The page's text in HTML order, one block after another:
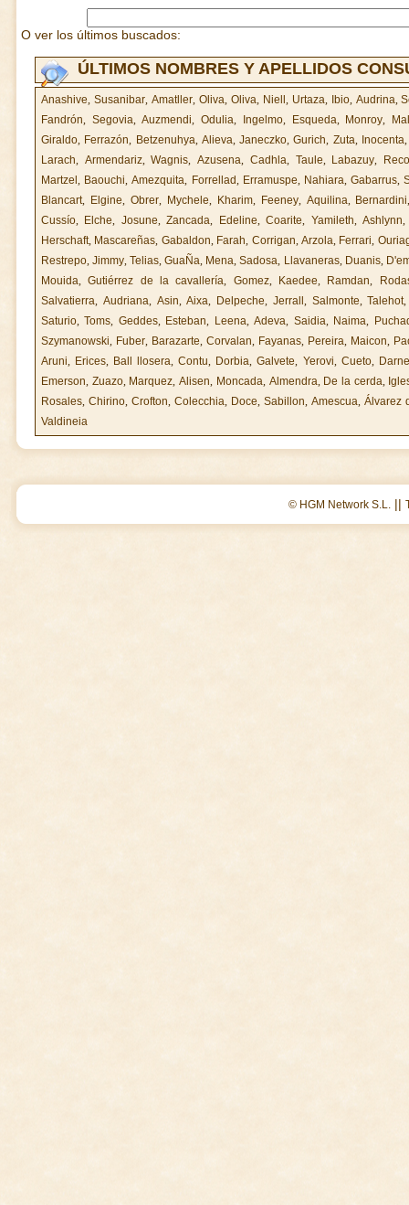
O ver los últimos buscados:
ÚLTIMOS NOMBRES Y APELLIDOS
Anashive, Susanibar, Amatller, Oliva, Oliva, Niell , Urtaza, Ibio, Audrina,
Fandrón, Segovia,Auzmendi,Odulia, Ingelmo, Esqueda, Monroy,
Giraldo, Ferrazón, Betzenuhya, Alieva, Janeczko,Gurich, Zuta, Inocenta
Larach, Armendariz,Wagnis,Azusena, Cadhla, Taule, Labazuy,
Martzel , Baouchi,Amezquita, Forrellad, Erramuspe, Nahiara,Gabarrus,
Blancart, Elgine, Obrer, Mychele, Kharim, Feeney, Aquilina, Bernardini
Cussío, Elche, Josune,Zancada, Edeline,Coarite, Yamileth,Ashlynn
Herschaft, Mascareñas, Gabaldon, Farah, Corrigan, Arzola, Ferrari,
Restrepo,Jimmy,Telias,GuaÑa, Mena,Sadosa, Llavaneras, Duanis,
Mouida,Gutiérrez de la cavallería, Gomez, Kaedee, Ramdan,
Salvatierra, Audriana, Asin,Aixa, Delpeche, Jerrall , Salmonte,Talehot
Saturio,Toms, Geddes, Esteban, Leena,Adeva, Saidia, Naima,
Szymanowski, Fuber, Barazarte, Corvalan, Fayanas, Pereira, Maicon,
Aruni, Erices, Ball llosera,Contu, Dorbia,Galvete, Yerovi, Cueto,
Emerson, Zuazo, Marquez,Alisen, Moncada, Almendra, De la cerda,
Rosales, Chirino, Crofton, Colecchia, Doce, Sabillon, Amescua, Álvarez
Valdineia
© HGM Network S.L. ||